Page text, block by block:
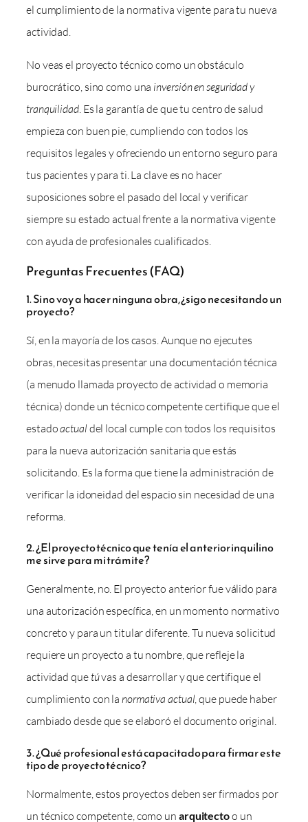
el cumplimiento de la normativa vigente para tu nueva
actividad.
No veas el proyecto técnico como un obstáculo
burocrático, sino como una inversión en seguridad y
tranquilidad. Es la garantía de que tu centro de salud
empieza con buen pie, cumpliendo con todos los
requisitos legales y ofreciendo un entorno seguro para
tus pacientes y para ti. La clave es no hacer
suposiciones sobre el pasado del local y verificar
siempre su estado actual frente a la normativa vigente
con ayuda de profesionales cualificados.
Preguntas Frecuentes (FAQ)
1. Si no voy a hacer ninguna obra, ¿sigo necesitando un
proyecto?
Sí, en la mayoría de los casos. Aunque no ejecutes
obras, necesitas presentar una documentación técnica
(a menudo llamada proyecto de actividad o memoria
técnica) donde un técnico competente certifique que el
estadoactual del local cumple con todos los requisitos
para la nueva autorización sanitaria que estás
solicitando. Es la forma que tiene la administración de
verificar la idoneidad del espacio sin necesidad de una
reforma.
2. ¿El proyecto técnico que tenía el anterior inquilino
me sirve para mi trámite?
Generalmente, no. El proyecto anterior fue válido para
una autorización específica, en un momento normativo
concreto y para un titular diferente. Tu nueva solicitud
requiere un proyecto a tu nombre, que refleje la
actividad que túvas a desarrollar y que certifique el
cumplimiento con la normativa actual, que puede haber
cambiado desde que se elaboró el documento original.
3. ¿Qué profesional está capacitado para firmar este
tipo de proyecto técnico?
Normalmente, estos proyectos deben ser firmados por
un técnico competente, como un arquitectoo un